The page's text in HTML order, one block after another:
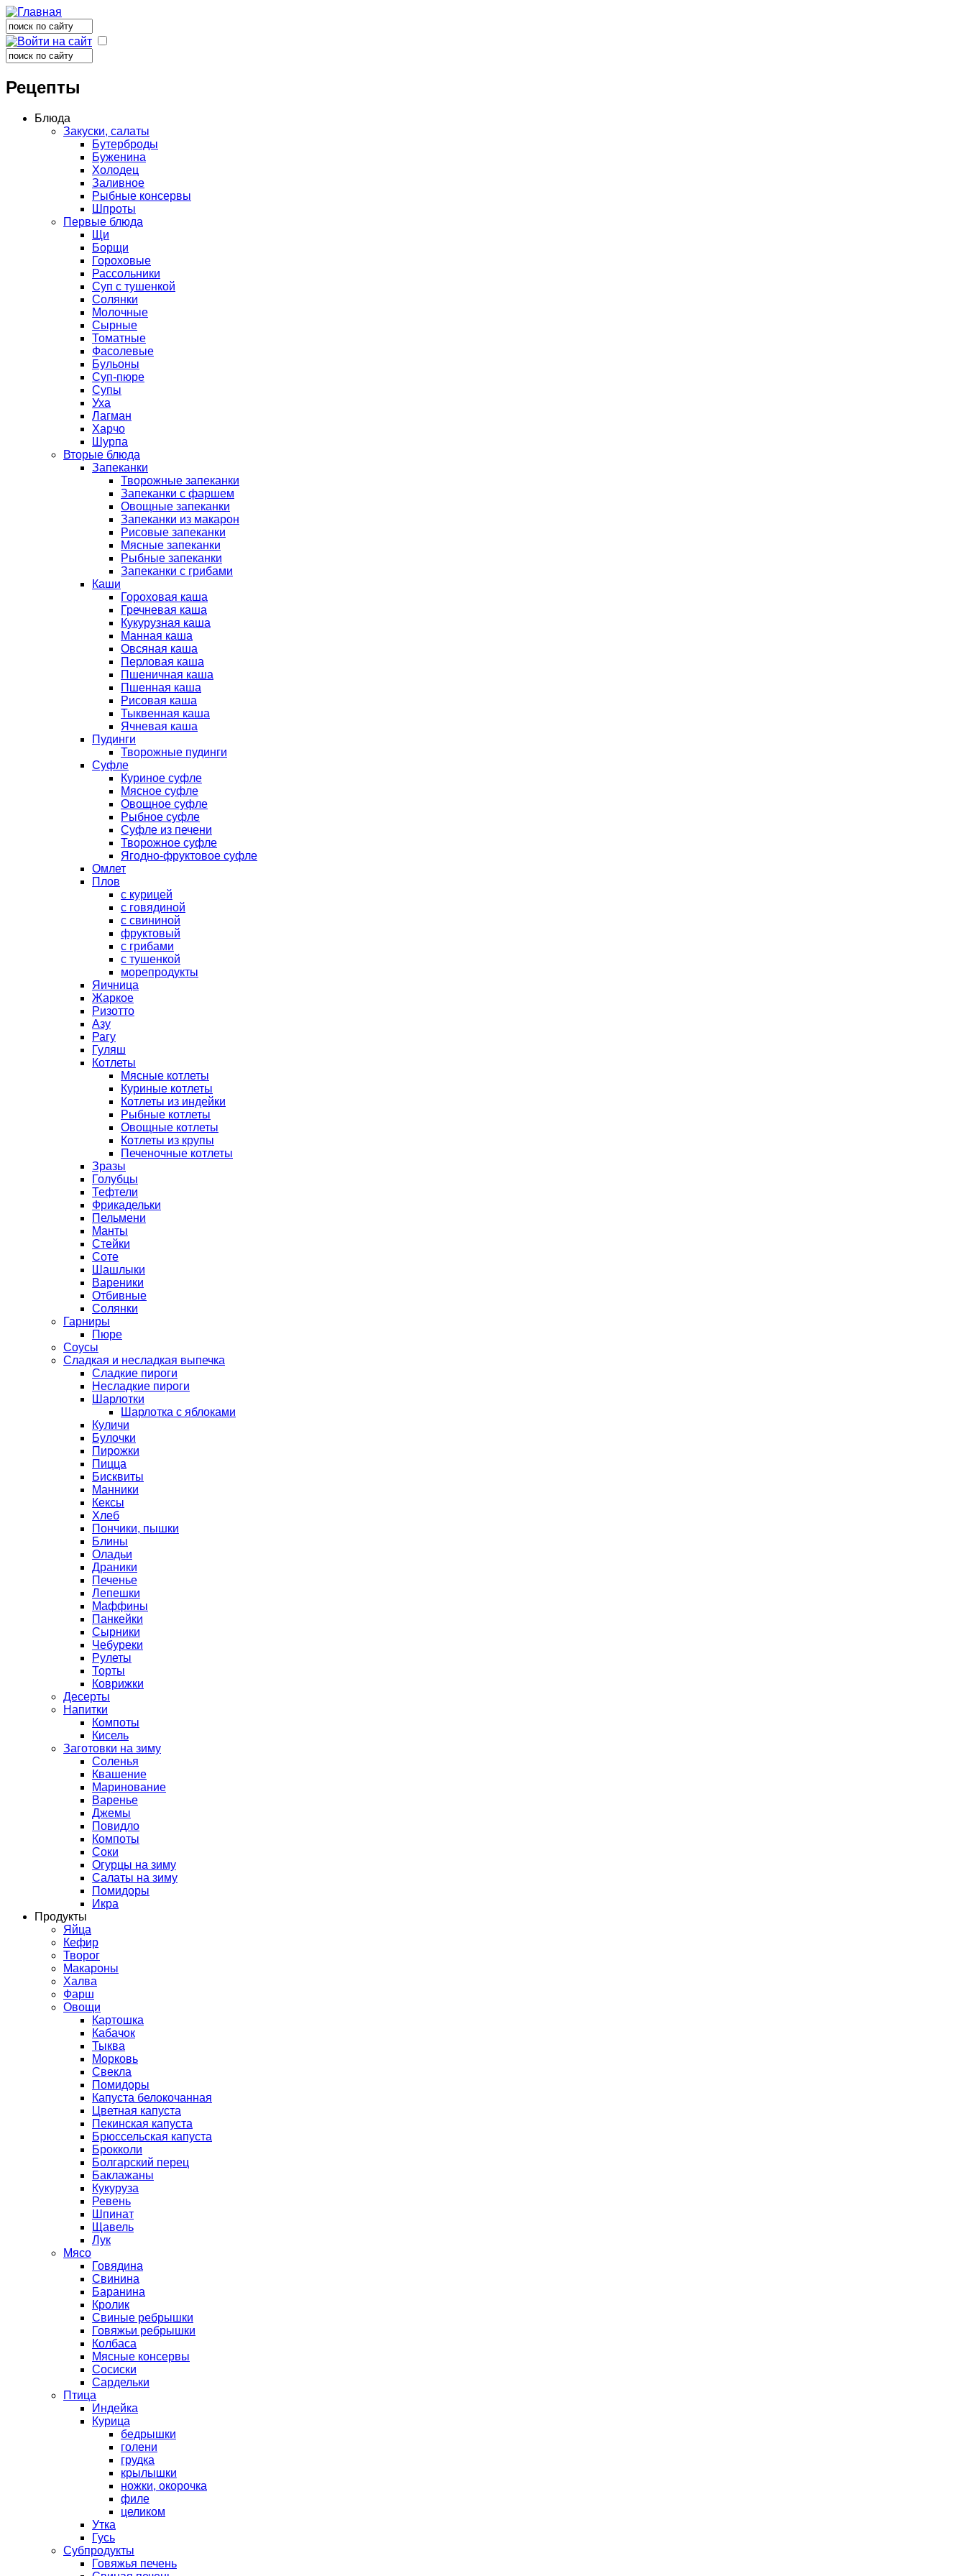
Форма поиска
Поиск
Поиск
Рецепты
Блюда
Закуски, салаты
Бутерброды
Буженина
Холодец
Заливное
Рыбные консервы
Шпроты
Первые блюда
Щи
Борщи
Гороховые
Рассольники
Суп с тушенкой
Солянки
Молочные
Сырные
Томатные
Фасолевые
Бульоны
Суп-пюре
Супы
Уха
Лагман
Харчо
Шурпа
Вторые блюда
Запеканки
Творожные запеканки
Запеканки с фаршем
Овощные запеканки
Запеканки из макарон
Рисовые запеканки
Мясные запеканки
Рыбные запеканки
Запеканки с грибами
Каши
Гороховая каша
Гречневая каша
Кукурузная каша
Манная каша
Овсяная каша
Перловая каша
Пшеничная каша
Пшенная каша
Рисовая каша
Тыквенная каша
Ячневая каша
Пудинги
Творожные пудинги
Суфле
Куриное суфле
Мясное суфле
Овощное суфле
Рыбное суфле
Суфле из печени
Творожное суфле
Ягодно-фруктовое суфле
Омлет
Плов
с курицей
с говядиной
с свининой
фруктовый
с грибами
с тушенкой
морепродукты
Яичница
Жаркое
Ризотто
Азу
Рагу
Гуляш
Котлеты
Мясные котлеты
Куриные котлеты
Котлеты из индейки
Рыбные котлеты
Овощные котлеты
Котлеты из крупы
Печеночные котлеты
Зразы
Голубцы
Тефтели
Фрикадельки
Пельмени
Манты
Стейки
Соте
Шашлыки
Вареники
Отбивные
Солянки
Гарниры
Пюре
Соусы
Сладкая и несладкая выпечка
Сладкие пироги
Несладкие пироги
Шарлотки
Шарлотка с яблоками
Куличи
Булочки
Пирожки
Пицца
Бисквиты
Манники
Кексы
Хлеб
Пончики, пышки
Блины
Оладьи
Драники
Печенье
Лепешки
Маффины
Панкейки
Сырники
Чебуреки
Рулеты
Торты
Коврижки
Десерты
Напитки
Компоты
Кисель
Заготовки на зиму
Соленья
Квашение
Маринование
Варенье
Джемы
Повидло
Компоты
Соки
Огурцы на зиму
Салаты на зиму
Помидоры
Икра
Продукты
Яйца
Кефир
Творог
Макароны
Халва
Фарш
Овощи
Картошка
Кабачок
Тыква
Морковь
Свекла
Помидоры
Капуста белокочанная
Цветная капуста
Пекинская капуста
Брюссельская капуста
Брокколи
Болгарский перец
Баклажаны
Кукуруза
Ревень
Шпинат
Щавель
Лук
Мясо
Говядина
Свинина
Баранина
Кролик
Свиные ребрышки
Говяжьи ребрышки
Колбаса
Мясные консервы
Сосиски
Сардельки
Птица
Индейка
Курица
бедрышки
голени
грудка
крылышки
ножки, окорочка
филе
целиком
Утка
Гусь
Субпродукты
Говяжья печень